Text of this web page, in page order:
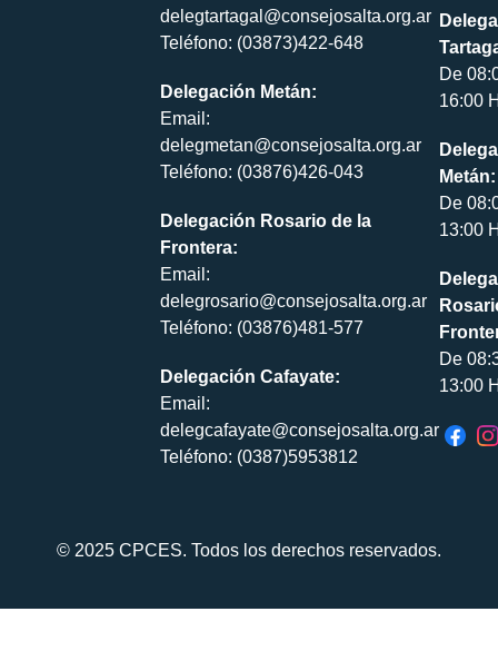
delegtartagal@consejosalta.org.ar
Teléfono: (03873)422-648
Delegación Metán:
Email:
delegmetan@consejosalta.org.ar
Teléfono: (03876)426-043
Delegación Rosario de la
Frontera:
Email:
delegrosario@consejosalta.org.ar
Teléfono: (03876)481-577
Delegación Cafayate:
Email:
delegcafayate@consejosalta.org.ar
Teléfono: (0387)5953812
De
16:00
Metán:
De
13:00
De
13:00
© 2025 CPCES. Todos los derechos reservados.